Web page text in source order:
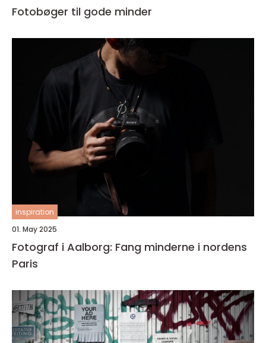
Fotobøger til gode minder
inspiration
01. May 2025
Fotograf i Aalborg: Fang minderne i nordens
Paris